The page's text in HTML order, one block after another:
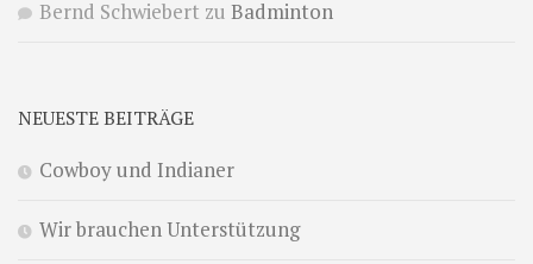
Bernd Schwiebert zu Badminton
NEUESTE BEITRÄGE
Cowboy und Indianer
Wir brauchen Unterstützung